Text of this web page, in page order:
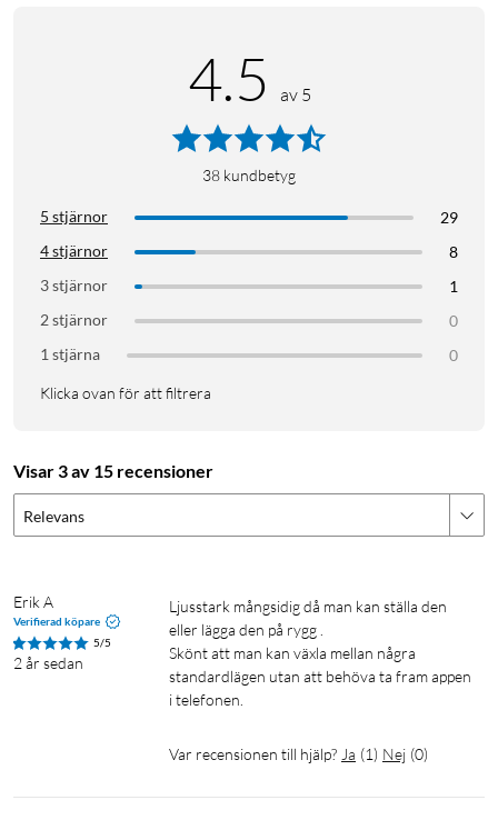
som enkelt
växlas mellan
med hjälp av
knappen.
Styr
upp till
enskilt
Styr lampan
med färdiga
4.5 av 5
38 kundbetyg
5 stjärnor
29
4 stjärnor
8
3 stjärnor
1
2 stjärnor
0
1 stjärna
0
Klicka ovan för att filtrera
Visar 3 av 15 recensioner
Relevans
Erik A
Verifierad köpare
5/5
2 år sedan
Ljusstark mångsidig då man kan ställa den
eller lägga den på rygg .
Skönt att man kan växla mellan några
standardlägen utan att behöva ta fram appen
i telefonen.
Var recensionen till hjälp? Ja (1) Nej (0)